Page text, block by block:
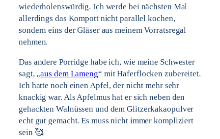
wiederholenswürdig. Ich werde bei nächsten Mal
allerdings das Kompott nicht parallel kochen,
sondern eins der Gläser aus meinem Vorratsregal
nehmen.
Das andere Porridge habe ich, wie meine Schwester
sagt, „aus dem Lameng“ mit Haferflocken zubereitet.
Ich hatte noch einen Apfel, der nicht mehr sehr
knackig war. Als Apfelmus hat er sich neben den
gehackten Walnüssen und dem Glitzerkakaopulver
echt gut gemacht. Es muss nicht immer kompliziert
sein 🥰